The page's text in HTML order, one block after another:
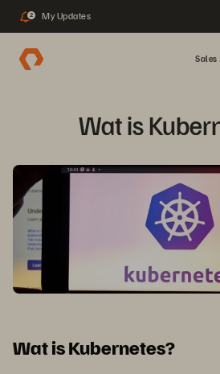
2 My Updates
Sales
Wat is
Wat is Kubernetes?